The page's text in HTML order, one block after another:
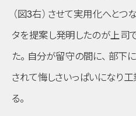
（図3右） させて実用化へとつ
タを提案し発明したのが上司
た。 自分が留守の間に、 部下
されて悔しさいっぱいになり
る。